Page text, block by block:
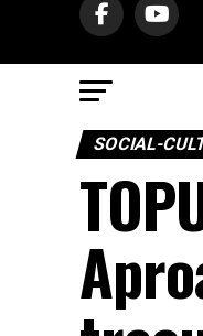
SOCIAL-